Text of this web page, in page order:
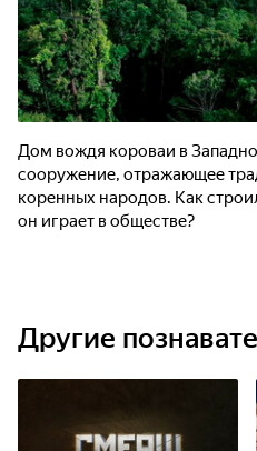
Дом вождя короваи в
сооружение, отражающее
коренных народов. Как
он играет в обществе?
Другие